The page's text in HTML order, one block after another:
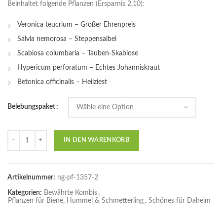
Beinhaltet folgende Pflanzen (Ersparnis 2,10):
Veronica teucrium – Großer Ehrenpreis
Salvia nemorosa – Steppensalbei
Scabiosa columbaria – Tauben-Skabiose
Hypericum perforatum – Echtes Johanniskraut
Betonica officinalis – Heilziest
Belebungspaket
IN DEN WARENKORB
Artikelnummer: ng-pf-1357-2
Kategorien: Bewährte Kombis ,
Pflanzen für Biene, Hummel & Schmetterling , Schönes für Daheim